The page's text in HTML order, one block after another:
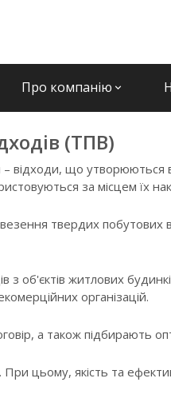
Про компанію keyboard_arrow_down
(ТПВ)
відходи, що утворюються в
за місцем їх
твердих побутових
об'єктів житлових
організацій.
а також підбирають
цьому, якість та